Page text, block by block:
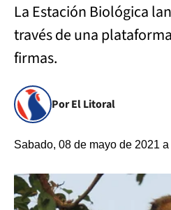
La Estación Biológica
través de una
firmas.
Por El Litoral
Sabado, 08 de mayo de 2021